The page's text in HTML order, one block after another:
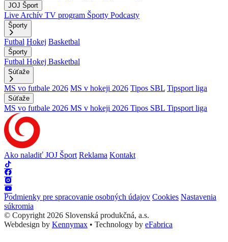
JOJ Šport
Live Archív TV program Športy Podcasty
Športy
Futbal Hokej Basketbal
Športy
Futbal Hokej Basketbal
Súťaže
MS vo futbale 2026 MS v hokeji 2026 Tipos SBL Tipsport liga
Súťaže
MS vo futbale 2026 MS v hokeji 2026 Tipos SBL Tipsport liga
Ako naladiť JOJ Šport Reklama Kontakt
Podmienky pre spracovanie osobných údajov Cookies Nastavenia
súkromia
© Copyright 2026 Slovenská produkčná, a.s.
Webdesign by Kennymax • Technology by eFabrica